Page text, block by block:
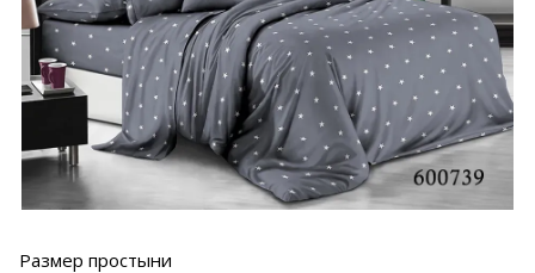
Размер простыни